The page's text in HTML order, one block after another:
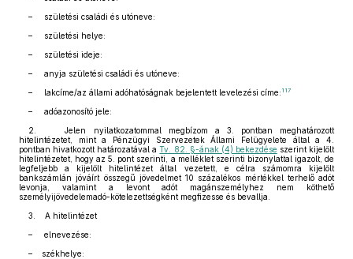
– születési családi és utóneve:
– születési helye:
– születési ideje:
– anyja születési családi és utóneve:
– lakcíme/az állami adóhatóságnak bejelentett levelezési címe: 117
– adóazonosító jele:
2. Jelen nyilatkozatommal megbízom a 3. pontban meghatározott
hitelintézetet, mint a Pénzügyi Szervezetek Állami Felügyelete által a 4.
pontban hivatkozott határozatával aTv. 82. §-ának (4) bekezdése szerint kijelölt
hitelintézetet, hogy az 5. pont szerinti, a melléklet szerinti bizonylattal igazolt, de
legfeljebb a kijelölt hitelintézet által vezetett, e célra számomra kijelölt
bankszámlán jóváírt összegű jövedelmet 10 százalékos mértékkel terhelő adót
levonja, valamint a levont adót magánszemélyhez nem köthető
személyijövedelemadó-kötelezettségként megfizesse és bevallja.
3. A hitelintézet
– elnevezése:
– székhelye: